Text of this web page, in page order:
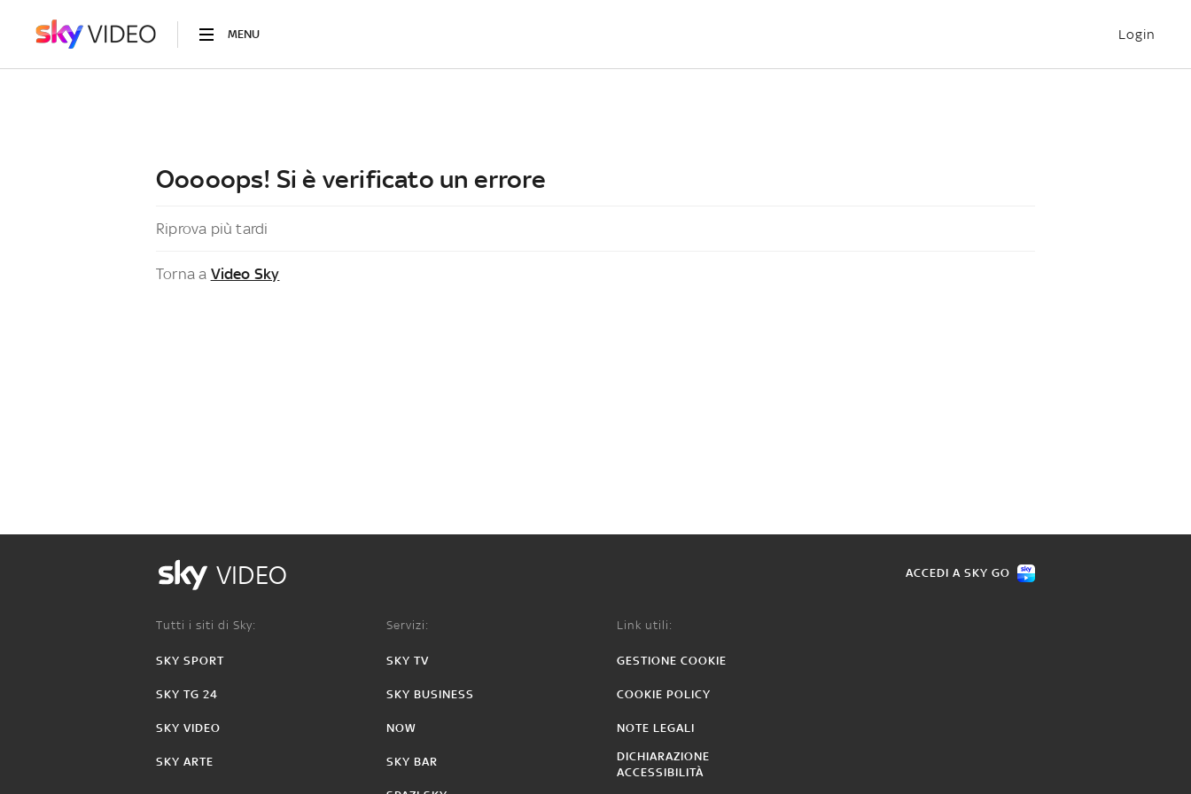
MENU Login
Ooooops! Si è verificato un errore
Riprova più tardi
Torna a Video Sky
VIDEO ACCEDI A SKY GO
Tutti i siti di Sky:
SKY SPORT
SKY TG 24
SKY VIDEO
SKY ARTE
Servizi:
SKY TV
SKY BUSINESS
NOW
SKY BAR
Link utili:
GESTIONE COOKIE
COOKIE POLICY
NOTE LEGALI
DICHIARAZIONE
ACCESSIBILITÀ